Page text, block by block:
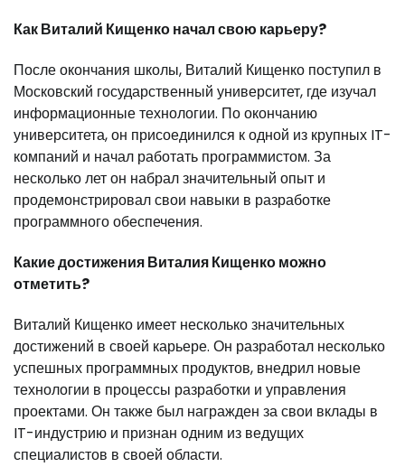
Как Виталий Кищенко начал свою карьеру?
После окончания школы, Виталий Кищенко поступил в
Московский государственный университет, где изучал
информационные технологии. По окончанию
университета, он присоединился к одной из крупных IT-
компаний и начал работать программистом. За
несколько лет он набрал значительный опыт и
продемонстрировал свои навыки в разработке
программного обеспечения.
Какие достижения Виталия Кищенко можно
отметить?
Виталий Кищенко имеет несколько значительных
достижений в своей карьере. Он разработал несколько
успешных программных продуктов, внедрил новые
технологии в процессы разработки и управления
проектами. Он также был награжден за свои вклады в
IT-индустрию и признан одним из ведущих
специалистов в своей области.